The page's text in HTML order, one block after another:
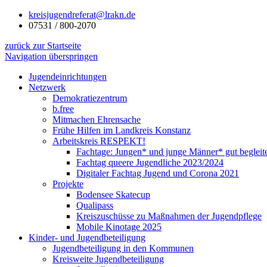
kreisjugendreferat@lrakn.de
07531 / 800-2070
zurück zur Startseite
Navigation überspringen
Jugendeinrichtungen
Netzwerk
Demokratiezentrum
b.free
Mitmachen Ehrensache
Frühe Hilfen im Landkreis Konstanz
Arbeitskreis RESPEKT!
Fachtage: Jungen* und junge Männer* gut
Fachtag queere Jugendliche 2023/2024
Digitaler Fachtag Jugend und Corona 2021
Projekte
Bodensee Skatecup
Qualipass
Kreiszuschüsse zu Maßnahmen der Jugendpflege
Mobile Kinotage 2025
Kinder- und Jugendbeteiligung
Jugendbeteiligung in den Kommunen
Kreisweite Jugendbeteiligung